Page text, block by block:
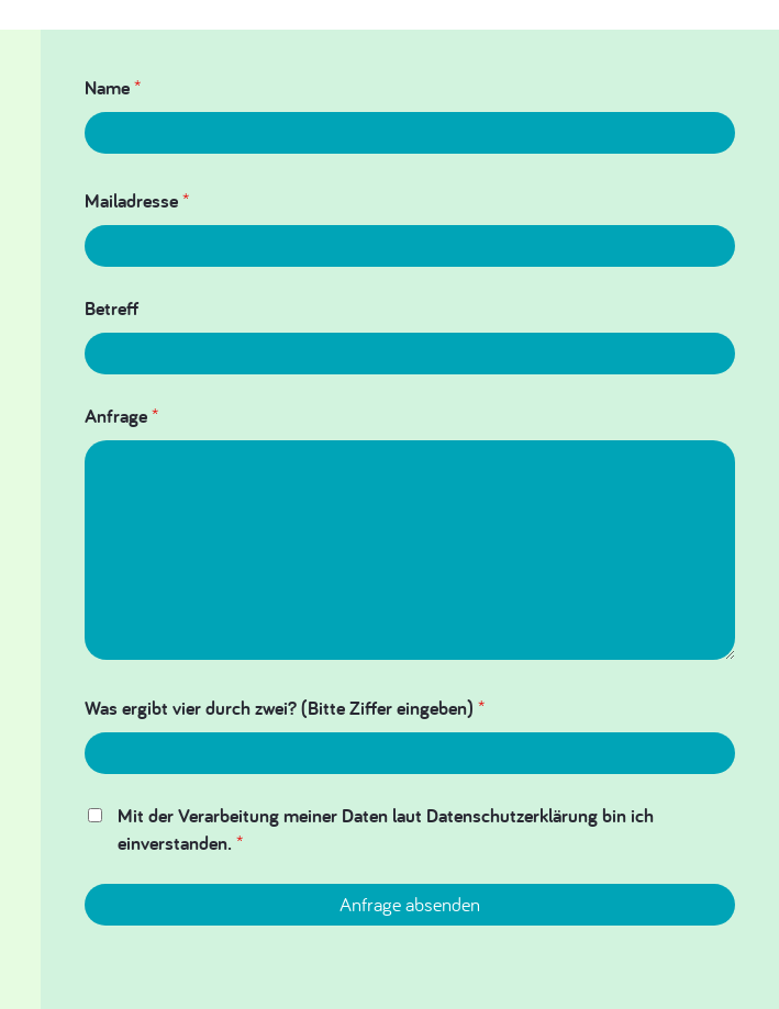
Name*
Mailadresse*
Betreff
Anfrage*
Was ergibt vier durch zwei? (Bitte Ziffer eingeben) *
Mit der Verarbeitung meiner Daten laut Datenschutzerklärung bin ich
einverstanden.*